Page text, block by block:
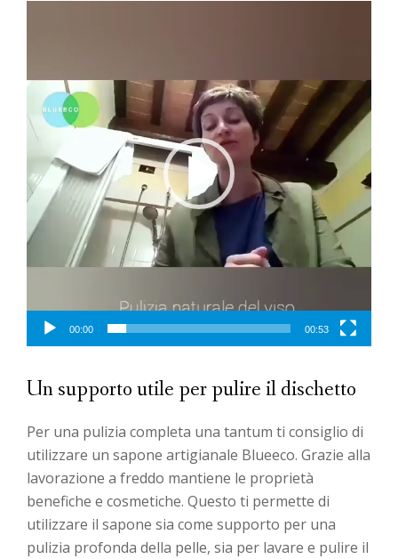
00:00 00:53
Un supporto utile per pulire il dischetto
Per una pulizia completa una tantum ti consiglio di
utilizzare un sapone artigianale Blueeco. Grazie alla
lavorazione a freddo mantiene le proprietà
benefiche e cosmetiche. Questo ti permette di
utilizzare il sapone sia come supporto per una
pulizia profonda della pelle, sia per lavare e pulire il